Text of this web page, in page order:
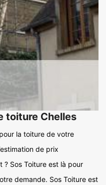
toiture Chelles
la toiture de votre
de prix
? Sos Toiture est là pour
demande. Sos Toiture est